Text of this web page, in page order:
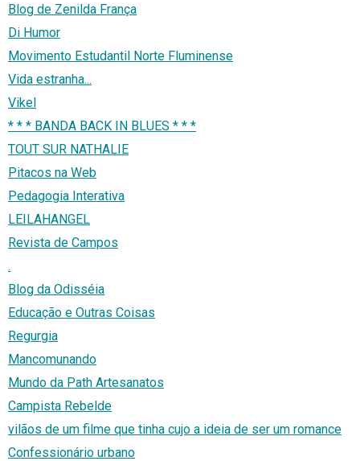
Blog de Zenilda França
Di Humor
Movimento Estudantil Norte Fluminense
Vida estranha...
Vikel
* * * BANDA BACK IN BLUES * * *
TOUT SUR NATHALIE
Pitacos na Web
Pedagogia Interativa
LEILAHANGEL
Revista de Campos
.
Blog da Odisséia
Educação e Outras Coisas
Regurgia
Mancomunando
Mundo da Path Artesanatos
Campista Rebelde
vilãos de um filme que tinha cujo a ideia de ser um romance
Confessionário urbano